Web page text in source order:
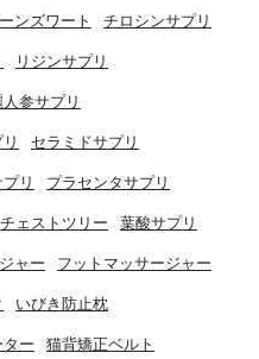
ンズワート チロシンサプリ
リジンサプリ
参サプリ
セラミドサプリ
リ プラセンタサプリ
チェストツリー 葉酸サプリ
ャー フットマッサージャー
いびき防止枕
ー 猫背矯正ベルト